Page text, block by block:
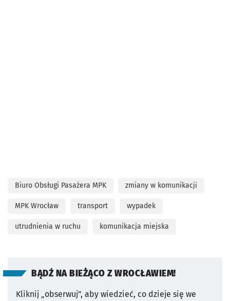
Biuro Obsługi Pasażera MPK zmiany w komunikacji
MPK Wrocław transport wypadek
utrudnienia w ruchu komunikacja miejska
BĄDŹ NA BIEŻĄCO Z WROCŁAWIEM!
Kliknij „obserwuj”, aby wiedzieć, co dzieje się we